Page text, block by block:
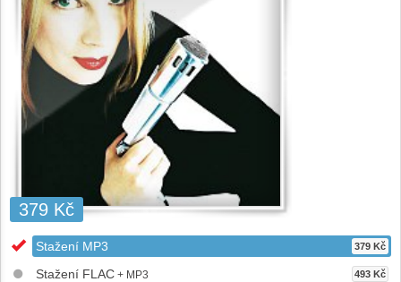
379 Kč
Stažení MP3 379 Kč
Stažení FLAC + MP3 493 Kč